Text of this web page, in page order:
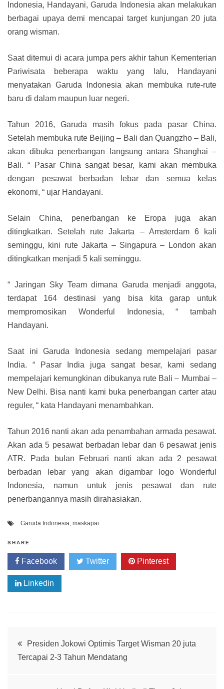
Indonesia, Handayani, Garuda Indonesia akan melakukan
berbagai upaya demi mencapai target kunjungan 20 juta
orang wisman.
Saat ditemui di acara jumpa pers akhir tahun Kementerian
Pariwisata beberapa waktu yang lalu, Handayani
menyatakan Garuda Indonesia akan membuka rute-rute
baru di dalam maupun luar negeri.
Tahun 2016, Garuda masih fokus pada pasar China.
Setelah membuka rute Beijing – Bali dan Quangzho – Bali,
akan dibuka penerbangan langsung antara Shanghai –
Bali. “ Pasar China sangat besar, kami akan membuka
dengan pesawat berbadan lebar dan semua kelas
ekonomi, “ ujar Handayani.
Selain China, penerbangan ke Eropa juga akan
ditingkatkan. Setelah rute Jakarta – Amsterdam 6 kali
seminggu, kini rute Jakarta – Singapura – London akan
ditingkatkan menjadi 5 kali seminggu.
“ Jaringan Sky Team dimana Garuda menjadi anggota,
terdapat 164 destinasi yang bisa kita garap untuk
mempromosikan Wonderful Indonesia, “ tambah
Handayani.
Saat ini Garuda Indonesia sedang mempelajari pasar
India. “ Pasar India juga sangat besar, kami sedang
mempelajari kemungkinan dibukanya rute Bali – Mumbai –
New Delhi. Bisa nanti kami buka penerbangan carter atau
reguler, “ kata Handayani menambahkan.
Tahun 2016 nanti akan ada penambahan armada pesawat.
Akan ada 5 pesawat berbadan lebar dan 6 pesawat jenis
ATR. Pada bulan Februari nanti akan ada 2 pesawat
berbadan lebar yang akan digambar logo Wonderful
Indonesia, namun untuk jenis pesawat dan rute
penerbangannya masih dirahasiakan.
Garuda Indonesia, maskapai
SHARE
Facebook Twitter Pinterest
Linkedin
Post
navigation
Presiden Jokowi Optimis Target Wisman 20 juta
Tercapai 2-3 Tahun Mendatang